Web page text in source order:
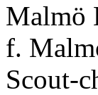
Malmö
f.
Scout-